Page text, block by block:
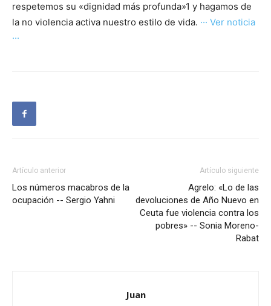
respetemos su «dignidad más profunda»1 y hagamos de
la no violencia activa nuestro estilo de vida. ··· Ver noticia
···
Artículo anterior
Los números macabros de la
ocupación -- Sergio Yahni
Artículo siguiente
Agrelo: «Lo de las
devoluciones de Año Nuevo en
Ceuta fue violencia contra los
pobres» -- Sonia Moreno-
Rabat
Juan